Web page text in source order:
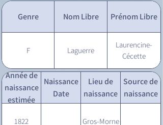
Genre Nom Libre Prénom Libre
F Laguerre
Laurencine-
Cécette
Année de
naissance
estimée
Naissance
Date
Lieu de
naissance
Source de
naissance
1822 Gros-Morne